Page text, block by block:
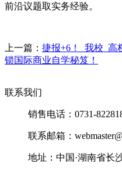
前沿议题取实务经验。
上一篇： 捷报+6！_我校_高
锁国际商业自学秘笈！
联系我们
销售电话：0731-
联系邮箱：
地址：中国·湖南省长